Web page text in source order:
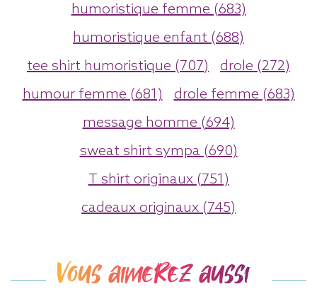
humoristique femme (683)
humoristique enfant (688)
tee shirt humoristique (707)
drole (272)
humour femme (681)
drole femme (683)
message homme (694)
sweat shirt sympa (690)
T shirt originaux (751)
cadeaux originaux (745)
Vous aimerez aussi